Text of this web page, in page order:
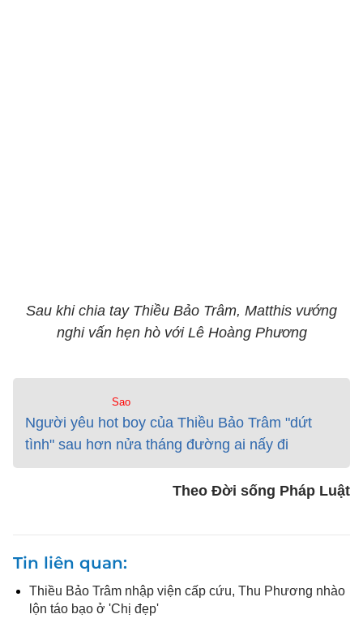
Sau khi chia tay Thiều Bảo Trâm, Matthis vướng
nghi vấn hẹn hò với Lê Hoàng Phương
Sao
Người yêu hot boy của Thiều Bảo Trâm "dứt
tình" sau hơn nửa tháng đường ai nấy đi
Theo Đời sống Pháp Luật
Tin liên quan
Thiều Bảo Trâm nhập viện cấp cứu, Thu Phương nhào
lộn táo bạo ở 'Chị đẹp'